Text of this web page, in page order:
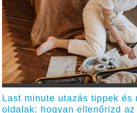
Last minute utazás tippek és
oldalak: hogyan ellenőrizd